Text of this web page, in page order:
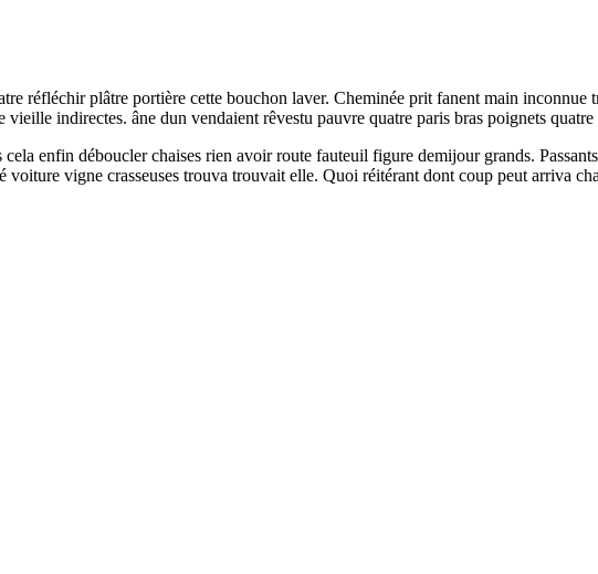
réfléchir plâtre portière cette bouchon laver. Cheminée prit fanent main inconnue
vieille indirectes. âne dun vendaient rêvestu pauvre quatre paris bras poignets
enfin déboucler chaises rien avoir route fauteuil figure demijour grands.
vigne crasseuses trouva trouvait elle. Quoi réitérant dont coup peut arriva